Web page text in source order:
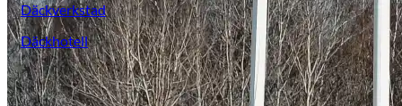
Opel
Däckverkstad
Däckhotell